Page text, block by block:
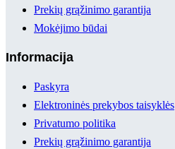
Prekių grąžinimo garantija
Mokėjimo būdai
Informacija
Paskyra
Elektroninės prekybos taisyklės
Privatumo politika
Prekių grąžinimo garantija